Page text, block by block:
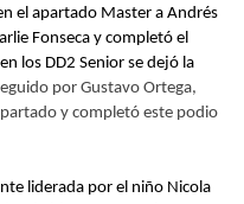
el apartado Master a Andrés
Fonseca y completó el
los DD2 Senior se dejó la
por Gustavo Ortega,
y completó este podio
liderada por el niño Nicola